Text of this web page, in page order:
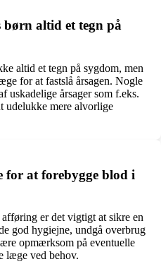
altid et tegn på
altid et tegn på sygdom, men
for at fastslå årsagen. Nogle
uskadelige årsager som f.eks.
udelukke mere alvorlige
at forebygge blod i
er det vigtigt at sikre en
god hygiejne, undgå overbrug
opmærksom på eventuelle
læge ved behov.